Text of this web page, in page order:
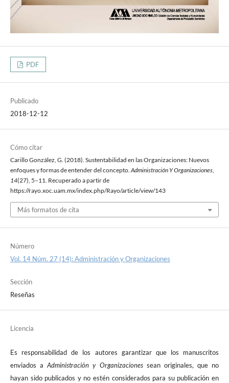
PDF
Publicado
2018-12-12
Cómo citar
Carillo González, G. (2018). Sustentabilidad en las Organizaciones: Nuevos
enfoques y formas de entender del concepto.Administración Y Organizaciones,
14(27), 5–11. Recuperado a partir de
https://rayo.xoc.uam.mx/index.php/Rayo/article/view/143
Más formatos de cita
Número
Vol. 14 Núm. 27 (14): Administración y Organizaciones
Sección
Reseñas
Licencia
Es responsabilidad de los autores garantizar que los manuscritos
enviados aAdministración y Organizaciones sean originales, que no
hayan sido publicados y no estén considerados para su publicación en